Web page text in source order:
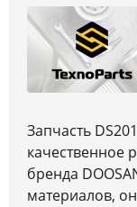
Запчасть
качественное
бренда
материалов,